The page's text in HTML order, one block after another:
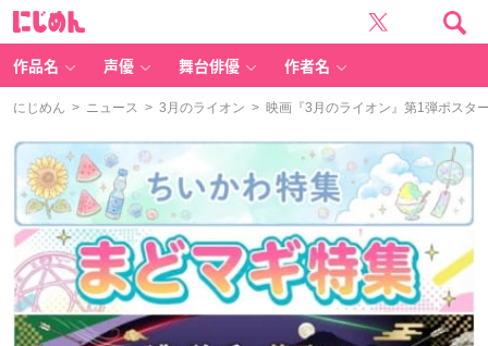
作品名 声優 舞台俳優 作者名
にじめん > ニュース > 3月のライオン > 映画『3月のライオン』第1弾ポスタ